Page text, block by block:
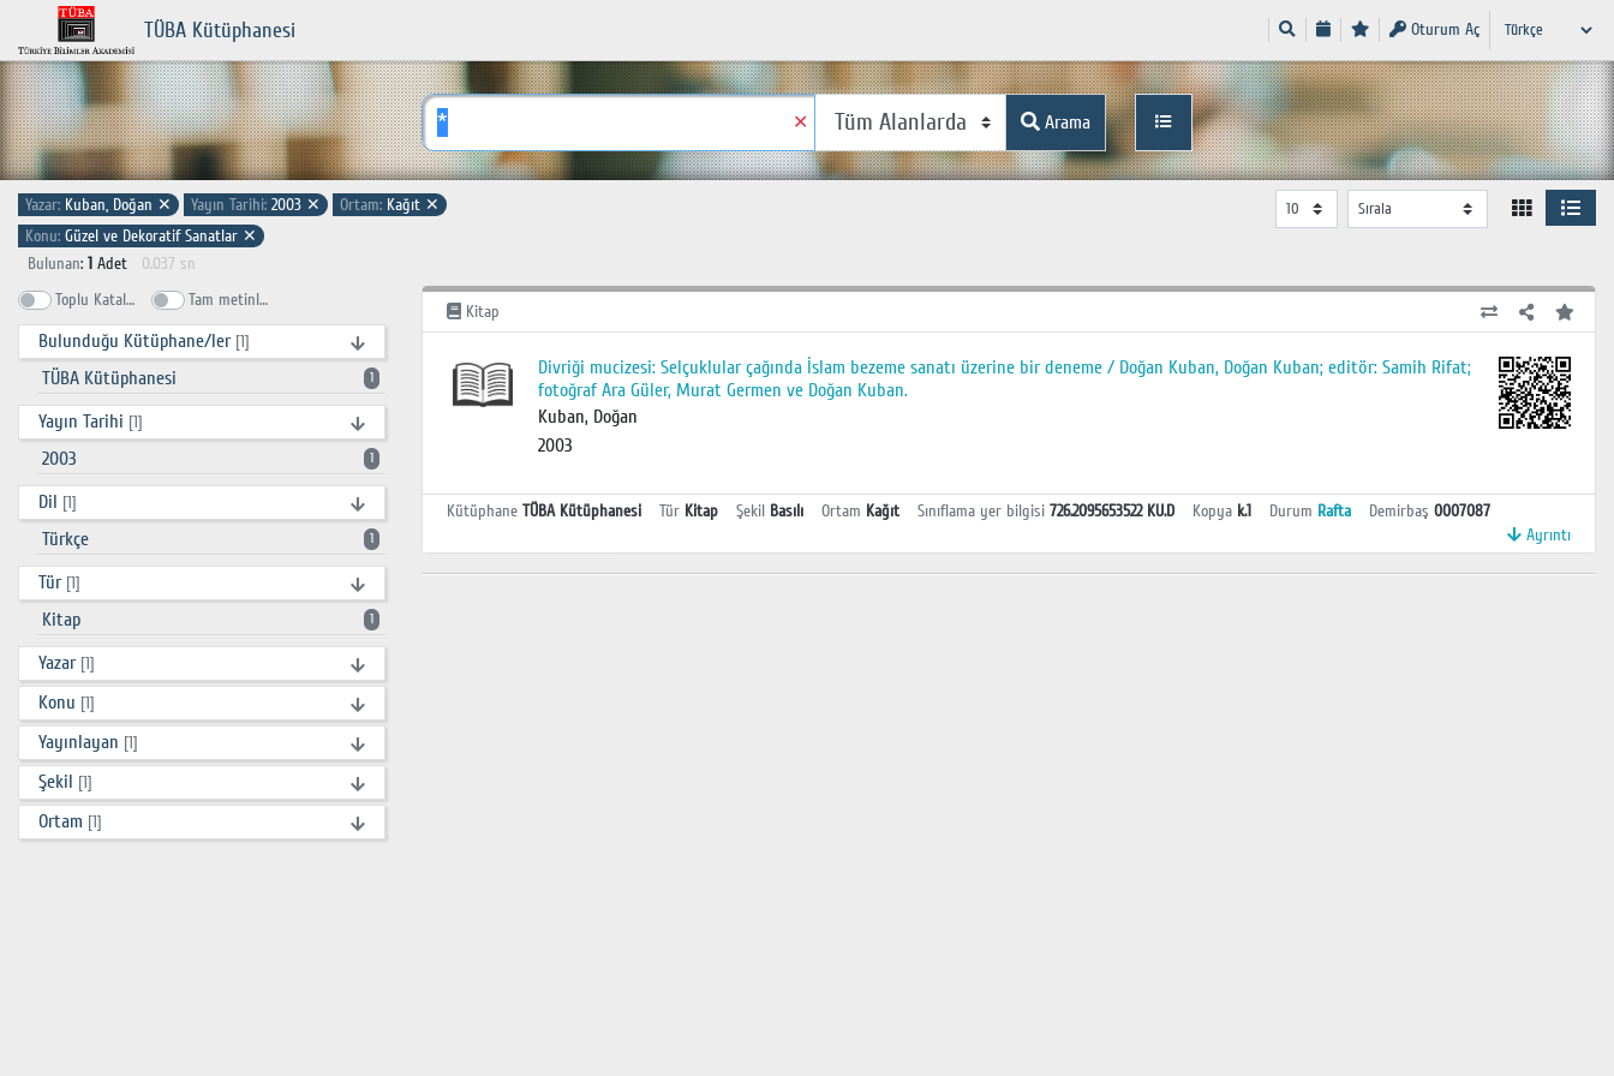
TÜBA Kütüphanesi Oturum Aç
✕ Arama
Yazar: Kuban, Doğan ✕ Yayın Tarihi: 2003 ✕ Ortam: Kağıt ✕
Konu: Güzel ve Dekoratif Sanatlar ✕
Bulunan: 1 Adet
0.037 sn
Toplu Katalog
Tam metinlerde ara
Bulunduğu Kütüphane/ler [1]
TÜBA Kütüphanesi 1
Yayın Tarihi [1]
2003 1
Dil [1]
Türkçe 1
Tür [1]
Kitap 1
Yazar [1]
Konu [1]
Yayınlayan [1]
Şekil [1]
Ortam [1]
Kitap
Divriği mucizesi: Selçuklular çağında İslam bezeme sanatı üzerine bir deneme / Doğan Kuban, Doğan Kuban; editör: Samih Rifat;
fotoğraf Ara Güler, Murat Germen ve Doğan Kuban.
Kuban, Doğan
2003
Kütüphane TÜBA Kütüphanesi Tür Kitap Şekil Basılı Ortam Kağıt Sınıflama yer bilgisi 726.2095653522 KU.D Kopya k.1 Durum Rafta Demirbaş 0007087
Ayrıntı